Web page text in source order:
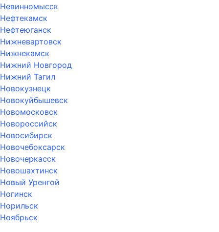
Невинномысск
Нефтекамск
Нефтеюганск
Нижневартовск
Нижнекамск
Нижний Новгород
Нижний Тагил
Новокузнецк
Новокуйбышевск
Новомосковск
Новороссийск
Новосибирск
Новочебоксарск
Новочеркасск
Новошахтинск
Новый Уренгой
Ногинск
Норильск
Ноябрьск